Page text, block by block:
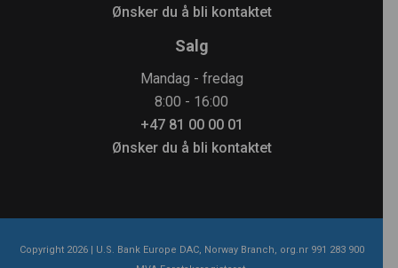
Ønsker du å bli kontaktet
Salg
Mandag - fredag
8:00 - 16:00
+47 81 00 00 01
Ønsker du å bli kontaktet
Copyright 2026
| U.S. Bank Europe DAC, Norway Branch, org.nr 991 283 900